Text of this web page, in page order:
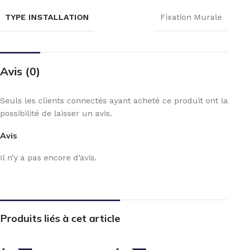
TYPE INSTALLATION Fixation Murale
Avis (0)
Avis
Il n’y a pas encore d’avis.
Seuls les clients connectés ayant acheté ce produit ont la
possibilité de laisser un avis.
Produits liés à cet article